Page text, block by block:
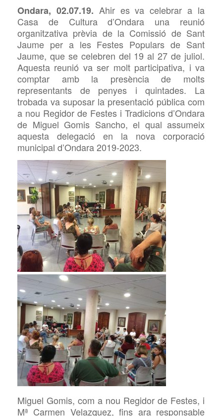
Ondara, 02.07.19. Ahir es va celebrar a la
Casa de Cultura d’Ondara una reunió
organitzativa prèvia de la Comissió de Sant
Jaume per a les Festes Populars de Sant
Jaume, que se celebren del 19 al 27 de juliol.
Aquesta reunió va ser molt participativa, i va
comptar amb la presència de molts
representants de penyes i quintades. La
trobada va suposar la presentació pública com
a nou Regidor de Festes i Tradicions d’Ondara
de Miguel Gomis Sancho, el qual assumeix
aquesta delegació en la nova corporació
municipal d’Ondara 2019-2023.
Miguel Gomis, com a nou Regidor de Festes, i
Mª Carmen Velazquez, fins ara responsable